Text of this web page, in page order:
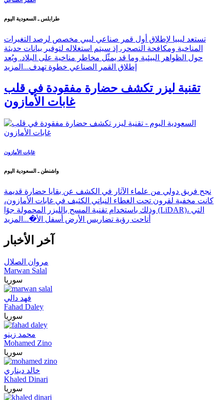
طرابلس ـ السعودية اليوم
تستعد ليبيا لإطلاق أول قمر صناعي ليبي مخصص لرصد التغيرات
المناخية ومكافحة التصحر، إذ سيتم استغلاله لتوفير بيانات حديثة
حول الظواهر البيئية وما قد يمثّل مخاطر مناخية على البلاد. ويُعد
إطلاق القمر الصناعي خطوة تهدف... المزيد
تقنية ليزر تكشف حضارة مفقودة في قلب
غابات الأمازون
غابات الأمازون
واشنطن ـ السعودية اليوم
نجح فريق دولي من علماء الآثار في الكشف عن بقايا حضارة قديمة
كانت مخفية لقرون تحت الغطاء النباتي الكثيف في غابات الأمازون،
وذلك باستخدام تقنية المسح بالليزر المحمولة جوًا (LiDAR)، التي
أتاحت رؤية تضاريس الأرض أسفل الأ�... المزيد
آخر الأخبار
مروان الصلال
Marwan Salal
سوريا
فهد دالي
Fahad Daley
سوريا
محمد زينو
Mohamed Zino
سوريا
خالد ديناري
Khaled Dinari
سوريا